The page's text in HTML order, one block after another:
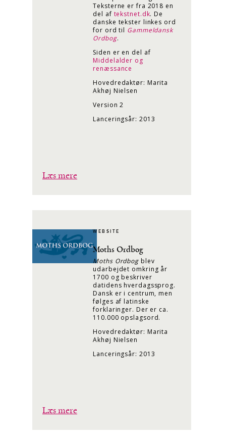
Teksterne er fra 2018 en
del af tekstnet.dk. De
danske tekster linkes ord
for ord til Gammeldansk
Ordbog.
Siden er en del af
Middelalder og
renæssance
Hovedredaktør: Marita
Akhøj Nielsen
Version 2
Lanceringsår: 2013
Læs mere
WEBSITE
Moths Ordbog
Moths Ordbog blev
udarbejdet omkring år
1700 og beskriver
datidens hverdagssprog.
Dansk er i centrum, men
følges af latinske
forklaringer. Der er ca.
110.000 opslagsord.
Hovedredaktør: Marita
Akhøj Nielsen
Lanceringsår: 2013
Læs mere